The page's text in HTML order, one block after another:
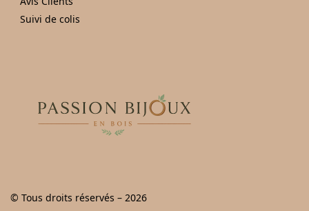
Suivi de colis
© Tous droits réservés – 2026